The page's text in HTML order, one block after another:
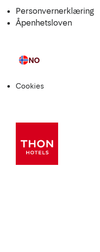
Personvernerklæring
Åpenhetsloven
Språk
NO
Cookies